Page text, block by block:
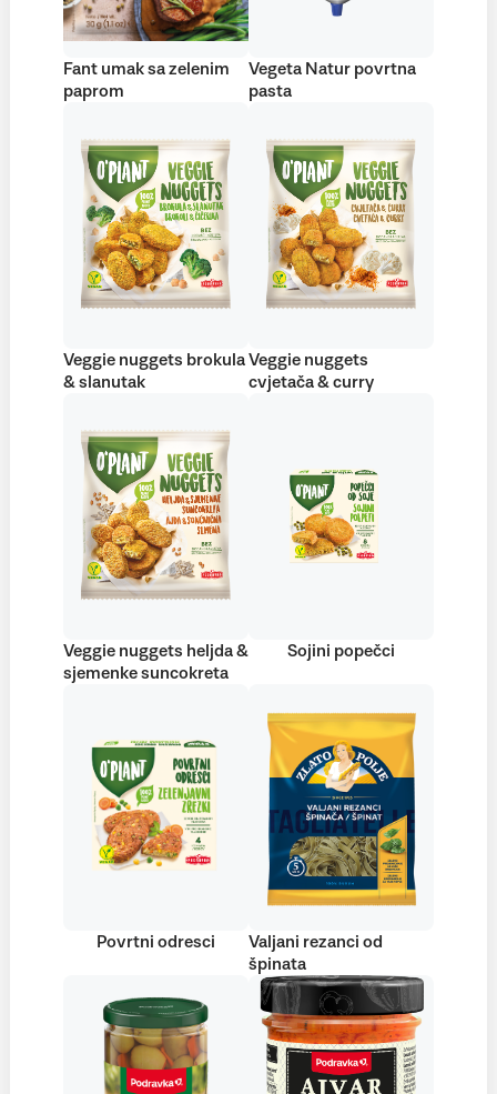
Fant umak sa zelenim
paprom
Vegeta Natur povrtna
pasta
Veggie nuggets brokula
& slanutak
Veggie nuggets
cvjetača & curry
Veggie nuggets heljda &
sjemenke suncokreta
Sojini popečci
Povrtni odresci
Valjani rezanci od
špinata